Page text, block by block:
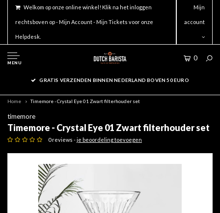
Welkom op onze online winkel! Klik na het inloggen
rechtsboven op - Mijn Account - Mijn Tickets voor onze
Helpdesk.
Mijn
account
MENU
0
GRATIS VERZENDEN BINNEN NEDERLAND BOVEN 50 EURO
Home Timemore - Crystal Eye 01 Zwart filterhouder set
timemore
Timemore - Crystal Eye 01 Zwart filterhouder set
0 reviews -je beoordeling toevoegen